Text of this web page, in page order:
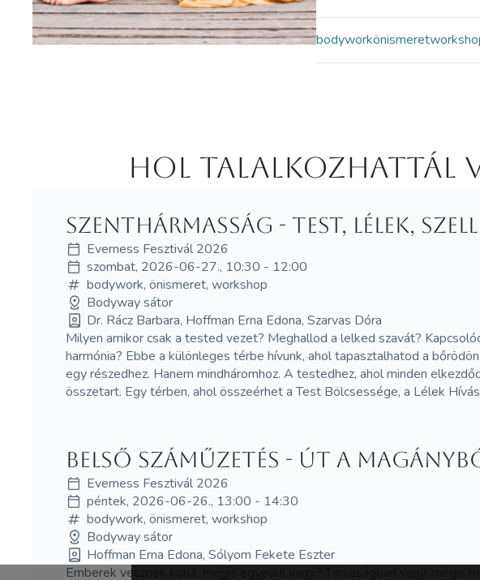
bodyworkönismeret
Hol Talalkozhattál
SzentHármasság - test, lélek,
Everness Fesztivál 2026
szombat, 2026-06-27., 10:30 - 12:00
bodywork, önismeret, workshop
Bodyway sátor
Dr. Rácz Barbara, Hoffman Erna Edona, Szarvas Dóra
Milyen amikor csak a tested vezet? Meghallod a lelked szavát?
harmónia? Ebbe a különleges térbe hívunk, ahol tapasztalhatod a
egy részedhez. Hanem mindháromhoz. A testedhez, ahol minden
összetart. Egy térben, ahol összeérhet a Test Bölcsessége, a Lélek
Belső száműzetés - út a
Everness Fesztivál 2026
péntek, 2026-06-26., 13:00 - 14:30
bodywork, önismeret, workshop
Bodyway sátor
Hoffman Erna Edona, Sólyom Fekete Eszter
Emberek vesznek körül, mégis egyedül vagy? Társaságban vagy, mégis